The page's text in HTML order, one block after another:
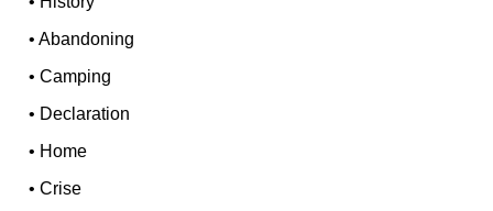
•Abandoning
•Camping
• Declaration
• Home
•Crise